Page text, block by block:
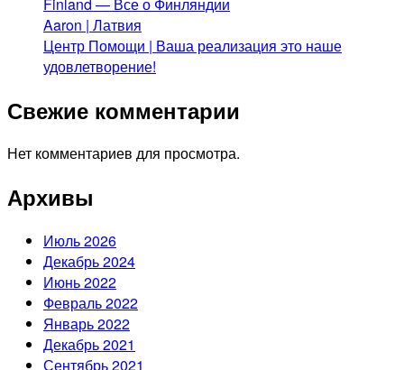
Aaron | Латвия
Центр Помощи | Ваша реализация это наше
удовлетворение!
Свежие комментарии
Нет комментариев для просмотра.
Архивы
Июль 2026
Декабрь 2024
Июнь 2022
Февраль 2022
Январь 2022
Декабрь 2021
Сентябрь 2021